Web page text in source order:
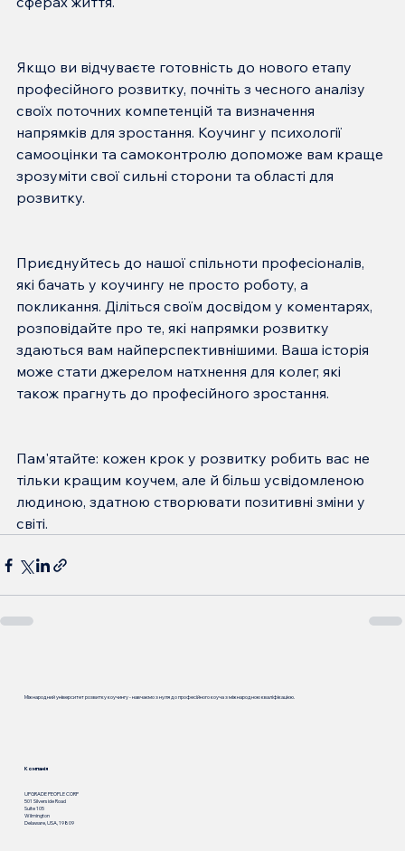
Якщо ви відчуваєте готовність до нового етапу
професійного розвитку, почніть з чесного аналізу
своїх поточних компетенцій та визначення
напрямків для зростання. Коучинг у психології
самооцінки та самоконтролю допоможе вам краще
зрозуміти свої сильні сторони та області для
Приєднуйтесь до нашої спільноти професіоналів,
які бачать у коучингу не просто роботу, а
покликання. Діліться своїм досвідом у коментарях,
розповідайте про те, які напрямки розвитку
здаються вам найперспективнішими. Ваша історія
може стати джерелом натхнення для колег, які
Пам'ятайте: кожен крок у розвитку робить вас не
тільки кращим коучем, але й більш усвідомленою
людиною, здатною створювати позитивні зміни у
світі.
Міжнародний університет розвитку коучингу - навчаємо з нуля до професійного коуча з міжнародною кваліфікацією.
Компанія
UPGRADE PEOPLE CORP
501 Silverside Road
Suite 105
Wilmington
Delaware, USA, 19809